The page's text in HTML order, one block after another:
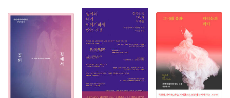
드소설상, 람다문학상, 브루클린공공도서관문학상을 수상했고, 전미도서
상과 딜런 토머스 상 최종 후보에 올랐다. 2018년에는 [뉴욕 타임스]에서
선정한 ‘뉴 뱅가드(새로운 전위)’에 이름을 올리며 ‘21세기에 소설을 읽고
쓰는 길을 만들어가는 여성 작가의 주목할 만한 책 15권’ 중 하나로 선정됐
마차도는 퀴어로서의 정체성을 계속해서 작품에 드러내왔는데, 2019년에
는 학대와 폭력을 행하던 동성 파트너와의 관계를 그린 회고록 『꿈의 집에